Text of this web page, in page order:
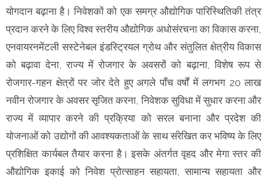
योगदान बढ़ाना है। निवेशकों को एक समग्र औद्योगिक पारिस्थितिकी तंत्र
प्रदान करने के लिए विश्व स्तरीय औद्योगिक अधोसंरचना का विकास करना,
एनवायरनमेंटली सस्टेनेबल इंडस्ट्रियल ग्रोथ और संतुलित क्षेत्रीय विकास
को बढ़ावा देना, राज्य में रोजगार के अवसरों को बढ़ाना, विशेष रूप से
रोजगार-गहन क्षेत्रों पर जोर देते हुए अगले पाँच वर्षों में लगभग 20 लाख
नवीन रोजगार के अवसर सृजित करना, निवेशक सुविधा में सुधार करना और
राज्य में व्यापार करने की प्रक्रिया को सरल बनाना और प्रदेश की
योजनाओं को उद्योगों की आवश्यकताओं के साथ संरेखित कर भविष्य के लिए
प्रशिक्षित कार्यबल तैयार करना है। इसके अंतर्गत वृहद और मेगा स्तर की
औद्योगिक इकाई को निवेश प्रोत्साहन सहायता, सामान्य सहायता और